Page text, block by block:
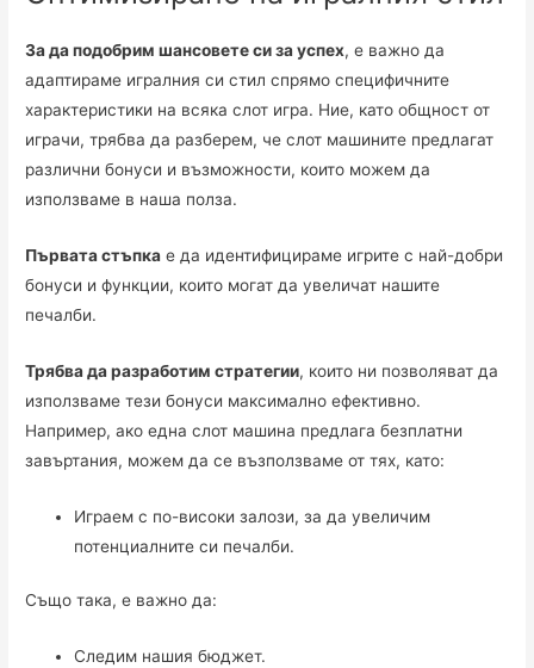
За да подобрим шансовете си за успех, е важно да
адаптираме игралния си стил спрямо специфичните
характеристики на всяка слот игра. Ние, като общност от
играчи, трябва да разберем, че слот машините предлагат
различни бонуси и възможности, които можем да
използваме в наша полза.
Първата стъпка е да идентифицираме игрите с най-добри
бонуси и функции, които могат да увеличат нашите
печалби.
Трябва да разработим стратегии, които ни позволяват да
използваме тези бонуси максимално ефективно.
Например, ако една слот машина предлага безплатни
завъртания, можем да се възползваме от тях, като:
Играем с по-високи залози, за да увеличим
потенциалните си печалби.
Също така, е важно да:
Следим нашия бюджет.